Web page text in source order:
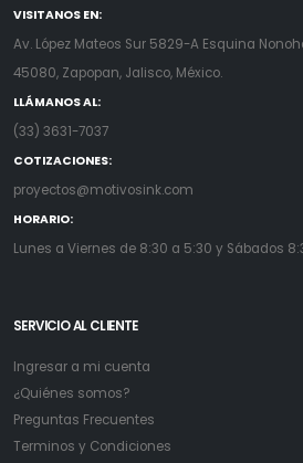
VISITANOS EN:
Av. López Mateos Sur 5829-A Esquina
45080, Zapopan, Jalisco, México.
LLÁMANOS AL:
(33) 3631-7037
COTIZACIONES:
proyectos@motivosink.com
HORARIO:
Lunes a Viernes de 8:30 a 5:30 y Sábados
SERVICIO AL CLIENTE
Ingresar a mi cuenta
¿Quiénes somos?
Preguntas Frecuentes
Terminos y Condiciones